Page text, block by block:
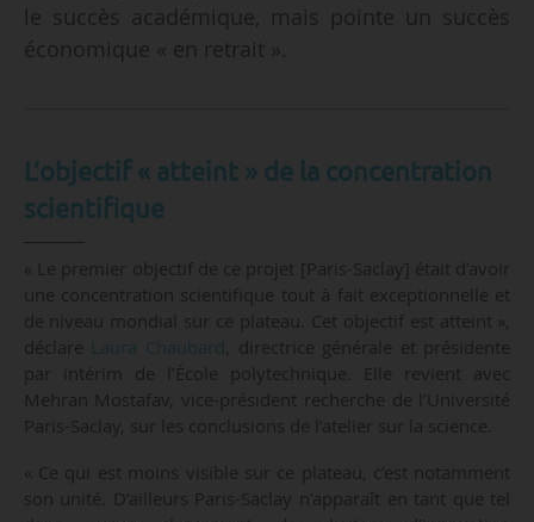
le succès académique, mais pointe un succès
économique « en retrait ».
L’objectif « atteint » de la concentration
scientifique
« Le premier objectif de ce projet [Paris-Saclay] était d’avoir
une concentration scientifique tout à fait exceptionnelle et
de niveau mondial sur ce plateau. Cet objectif est atteint »,
déclare Laura Chaubard , directrice générale et présidente
par intérim de l’École polytechnique. Elle revient avec
Mehran Mostafav, vice-président recherche de l’Université
Paris-Saclay, sur les conclusions de l’atelier sur la science.
« Ce qui est moins visible sur ce plateau, c’est notamment
son unité. D’ailleurs Paris-Saclay n’apparaît en tant que tel